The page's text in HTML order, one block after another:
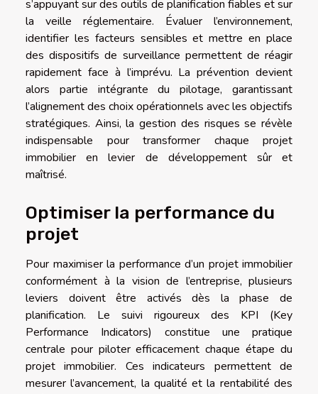
s’appuyant sur des outils de planification fiables et sur
la veille réglementaire. Évaluer l’environnement,
identifier les facteurs sensibles et mettre en place
des dispositifs de surveillance permettent de réagir
rapidement face à l’imprévu. La prévention devient
alors partie intégrante du pilotage, garantissant
l’alignement des choix opérationnels avec les objectifs
stratégiques. Ainsi, la gestion des risques se révèle
indispensable pour transformer chaque projet
immobilier en levier de développement sûr et
maîtrisé.
Optimiser la performance du
projet
Pour maximiser la performance d’un projet immobilier
conformément à la vision de l’entreprise, plusieurs
leviers doivent être activés dès la phase de
planification. Le suivi rigoureux des KPI (Key
Performance Indicators) constitue une pratique
centrale pour piloter efficacement chaque étape du
projet immobilier. Ces indicateurs permettent de
mesurer l’avancement, la qualité et la rentabilité des